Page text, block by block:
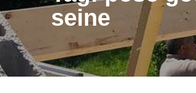
seine